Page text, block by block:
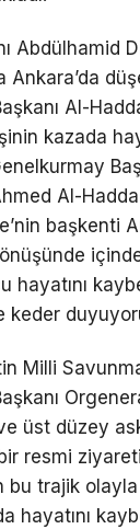
Abdülhamid
Ankara’da
Al-
kazada
Al-
başkenti
hayatını
keder
Milli
üst düzey
resmi ziyareti
trajik olayla
hayatını